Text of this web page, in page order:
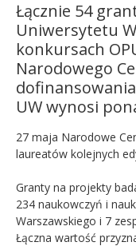
Łącznie 54
Uniwersytetu
konkursach
Narodowego
UW wynosi
27 maja Narodowe
laureatów kolejnych
Granty na projekty
234 naukowczyń i
Warszawskiego i 7
Łączna wartość